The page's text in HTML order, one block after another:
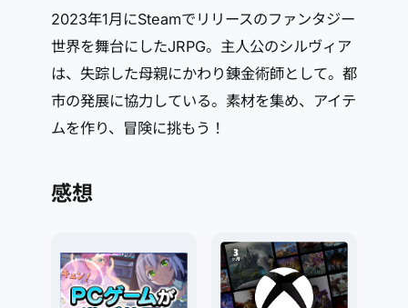
2023年1月にSteamでリリースのファンタジー
世界を舞台にしたJRPG。主人公のシルヴィア
は、失踪した母親にかわり錬金術師として。都
市の発展に協力している。素材を集め、アイテ
ムを作り、冒険に挑もう！
感想